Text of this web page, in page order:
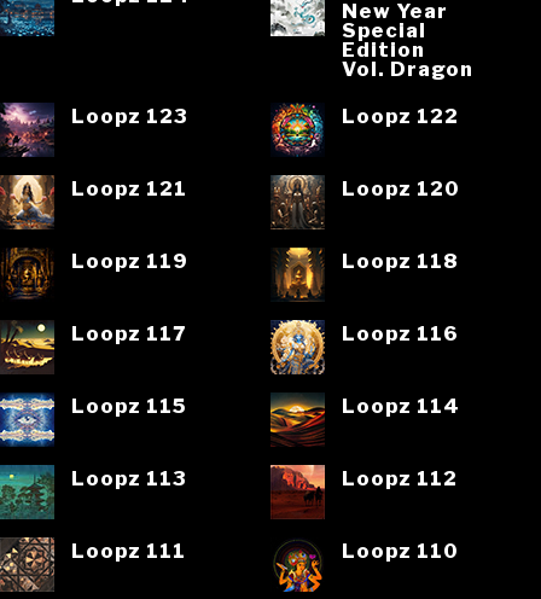
New Year
Special
Edition
Vol. Dragon
Loopz 123
Loopz 122
Loopz 121 Loopz 120
Loopz 119 Loopz 118
Loopz 117 Loopz 116
Loopz 115 Loopz 114
Loopz 113 Loopz 112
Loopz 111 Loopz 110